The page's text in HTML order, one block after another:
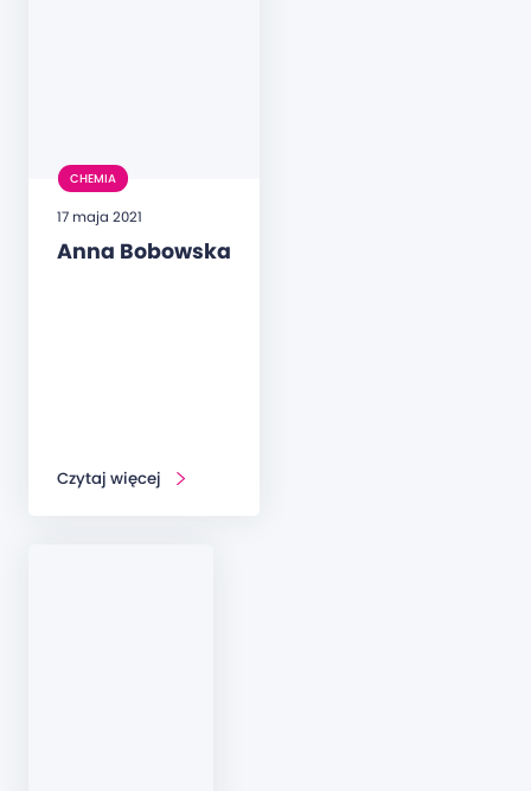
CHEMIA
17 maja 2021
Anna Bobowska
Czytaj więcej